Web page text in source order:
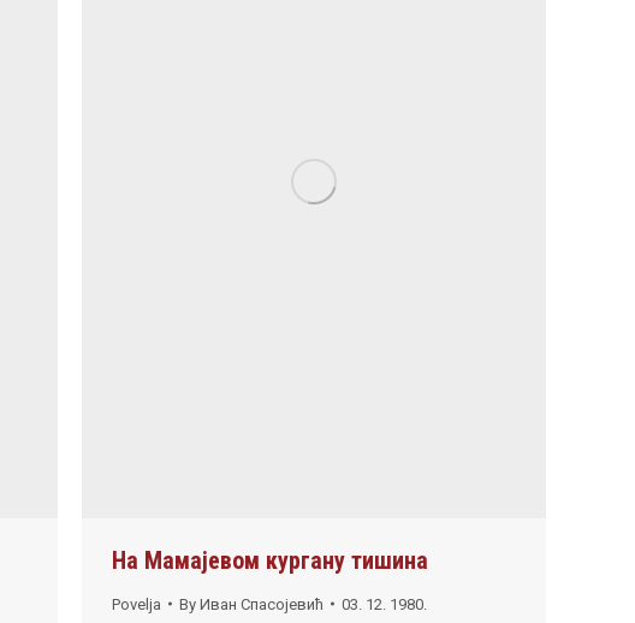
На Мамајевом кургану тишина
Povelja By Иван Спасојевић 03. 12. 1980.